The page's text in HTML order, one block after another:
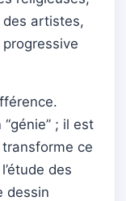
artistes,
; il est
transforme ce
des
dessin